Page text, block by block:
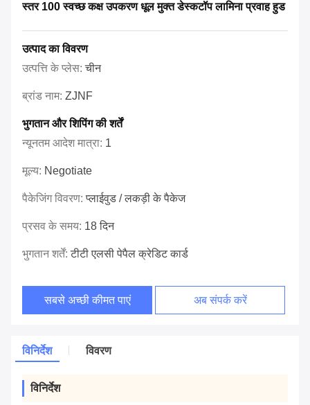
स्तर 100 स्वच्छ कक्ष उपकरण धूल मुक्त डेस्कटॉप लामिना प्रवाह हुड
उत्पाद का विवरण
उत्पत्ति के प्लेस:चीन
ब्रांड नाम: ZJNF
भुगतान और शिपिंग की शर्तें
न्यूनतम आदेश मात्रा: 1
मूल्य: Negotiate
पैकेजिंग विवरण:प्लाईवुड / लकड़ी के पैकेज
प्रसव के समय: 18 दिन
भुगतान शर्तें:टीटी एलसी पेपैल क्रेडिट कार्ड
सबसे अच्छी कीमत पाएं अब संपर्क करें
विनिर्देश विवरण
विनिर्देश